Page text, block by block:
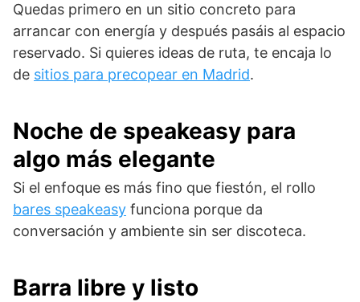
Quedas primero en un sitio concreto para
arrancar con energía y después pasáis al espacio
reservado. Si quieres ideas de ruta, te encaja lo
de sitios para precopear en Madrid.
Noche de speakeasy para
algo más elegante
Si el enfoque es más fino que fiestón, el rollo
bares speakeasy funciona porque da
conversación y ambiente sin ser discoteca.
Barra libre y listo